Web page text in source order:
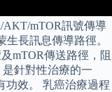
AKT/mTOR訊號傳導
長訊息傳導路徑。
mTOR傳送路徑，阻
是針對性治療的一
功效。 乳癌治療過程